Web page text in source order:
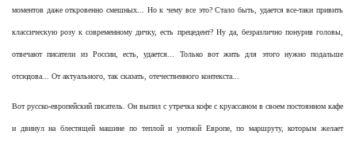
моментов даже откровенно смешных... Но к чему все это? Стало быть, удается все-таки привить
классическую розу к современному дичку, есть прецедент? Ну да, безразлично понурив головы,
отвечают писатели из России, есть, удается... Только вот жить для этого нужно подальше
отсюдова... От актуального, так сказать, отечественного контекста...
Вот русско-европейский писатель. Он выпил с утречка кофе с круассаном в своем постоянном кафе
и двинул на блестящей машине по теплой и уютной Европе, по маршруту, которым желает